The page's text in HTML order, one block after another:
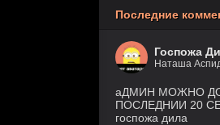
Последние
Госпожа
Наташа
аДМИН МОЖНО
ПОСЛЕДНИИ 20
госпожа дила